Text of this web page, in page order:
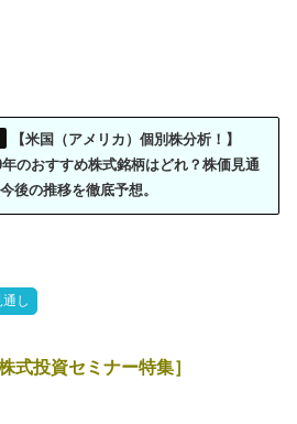
【米国（アメリカ）個別株分析！】
年のおすすめ株式銘柄はどれ？株価見通
後の推移を徹底予想。
し
式投資セミナー特集］